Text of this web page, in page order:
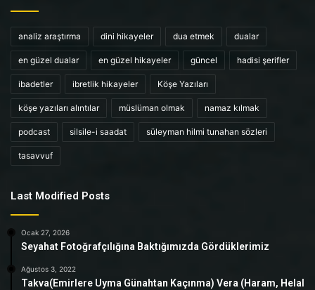
analiz araştırma dini hikayeler dua etmek dualar
en güzel dualar en güzel hikayeler güncel hadisi şerifler
ibadetler ibretlik hikayeler Köşe Yazıları
köşe yazıları alıntılar müslüman olmak namaz kılmak
podcast silsile-i saadat süleyman hilmi tunahan sözleri
tasavvuf
Last Modified Posts
Ocak 27, 2026
Seyahat Fotoğrafçılığına Baktığımızda Gördüklerimiz
Ağustos 3, 2022
Takva(Emirlere Uyma Günahtan Kaçınma) Vera (Haram, Helal